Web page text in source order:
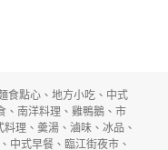
比登推介(Bib Gourmand)
食點心 、地方小吃 、 中式
、南洋料理 、雞鴨鵝 、市
料理 、羮湯 、滷味 、冰品 、
、 中式早餐 、 臨江街夜市 、